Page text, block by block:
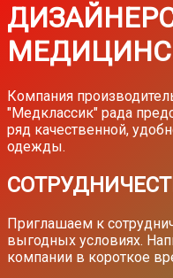
Компания
"Медклассик" рада
ряд качественной,
одежды.
Приглашаем к
выгодных условиях.
компании в короткое